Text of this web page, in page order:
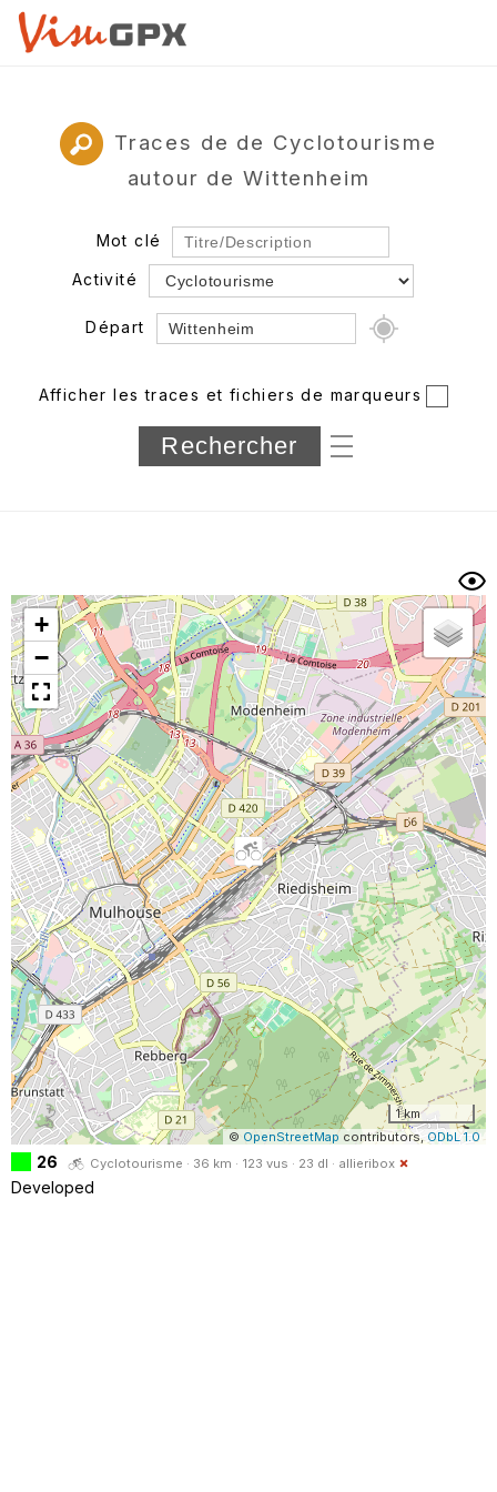
Traces de de Cyclotourisme
autour de Wittenheim
Mot clé
Activité
Départ
Département
Longueur min/max
Trier par
Horodatage Photos
Afficher les traces et fichiers de marqueurs
+
−
1 km
© OpenStreetMap contributors, ODbL 1.0
26 Cyclotourisme · 36 km · 123 vus · 23 dl · allieribox
Developed